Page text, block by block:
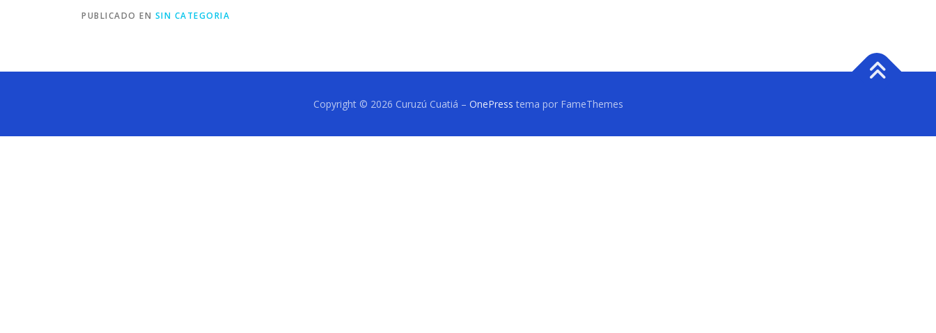
PUBLICADO EN SIN CATEGORIA
Copyright © 2026 Curuzú Cuatiá – OnePress tema por FameThemes